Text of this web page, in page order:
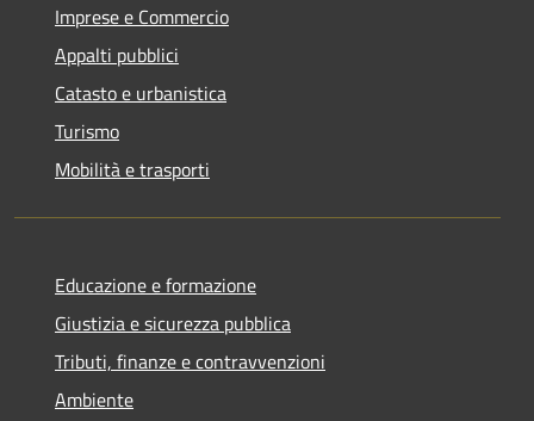
Imprese e Commercio
Appalti pubblici
Catasto e urbanistica
Turismo
Mobilità e trasporti
Educazione e formazione
Giustizia e sicurezza pubblica
Tributi, finanze e contravvenzioni
Ambiente